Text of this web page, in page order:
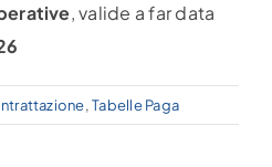
, valide a far data
,Tabelle Paga